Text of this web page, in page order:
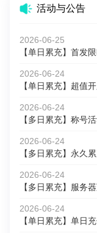
活动与公告
2026-06-25
【单日累充】首发
2026-06-24
【单日累充】超值
2026-06-24
【多日累充】称号
2026-06-24
【多日累充】永久
2026-06-24
【多日累充】服务
2026-06-24
【单日累充】单日